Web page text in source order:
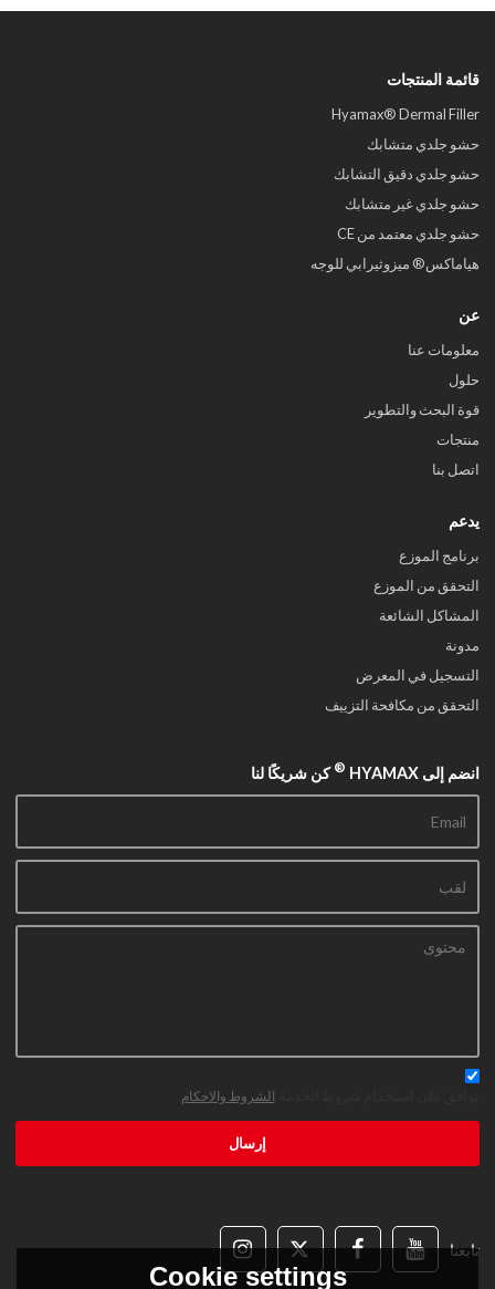
قائمة المنتجات
Hyamax® Dermal Filler
حشو جلدي متشابك
حشو جلدي دقيق التشابك
حشو جلدي غير متشابك
حشو جلدي معتمد من CE
هياماكس® ميزوثيرابي للوجه
عن
معلومات عنا
حلول
قوة البحث والتطوير
منتجات
اتصل بنا
يدعم
برنامج الموزع
التحقق من الموزع
المشاكل الشائعة
مدونة
التسجيل في المعرض
التحقق من مكافحة التزييف
انضم إلى HYAMAX ® كن شريكًا لنا
الشروط والاحكام
إرسال
تابعنا
Cookie settings